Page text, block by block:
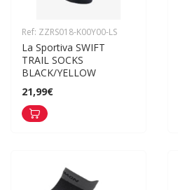
Ref: ZZRS018-K00Y00-LS
La Sportiva SWIFT
TRAIL SOCKS
BLACK/YELLOW
21,99€